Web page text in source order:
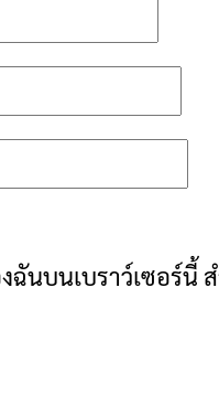
นบนเบราว์เซอร์นี้